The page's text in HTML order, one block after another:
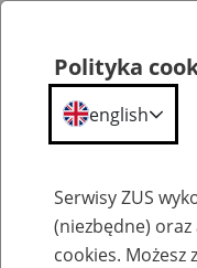
Szkolenia
Polityka
english
Serwisy ZUS
(niezbędne)
cookies. Możesz